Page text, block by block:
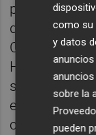
pero
dinero
Consell
Hércules.
subasta del
espera
cantidad de
como su
y datos
sobre la
pueden